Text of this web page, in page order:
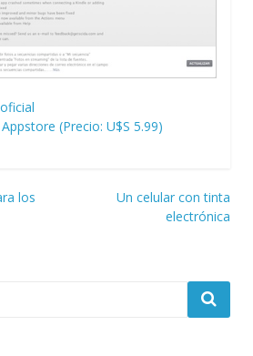
(Precio: U$S 5.99)
los
Un celular con tinta
electrónica